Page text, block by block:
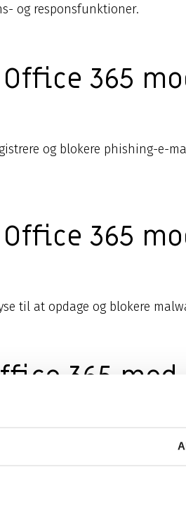
og responsfunktioner.
365
og blokere phishing-e-
365
til at opdage og blokere
365 med
mod
følsomme data.